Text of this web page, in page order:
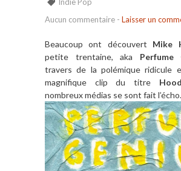
Aucun commentaire - Laisser un
Beaucoup ont découvert Mike
petite trentaine, aka Perfume
travers de la polémique ridicule
magnifique clip du titre
nombreux médias se sont fait l’écho.